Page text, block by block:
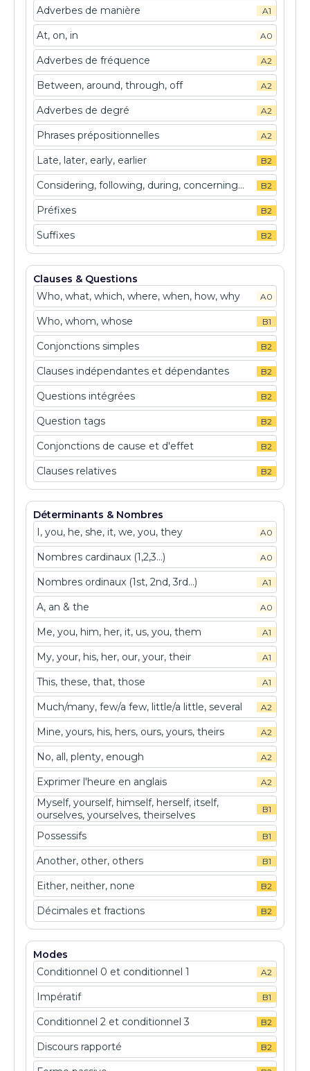
Adverbes de manière A1
At, on, in A0
Adverbes de fréquence A2
Between, around, through, off A2
Adverbes de degré A2
Phrases prépositionnelles A2
Late, later, early, earlier B2
Considering, following, during, concerning... B2
Préfixes B2
Suffixes B2
Clauses & Questions
Who, what, which, where, when, how, why
A0
Who, whom, whose B1
Conjonctions simples B2
Clauses indépendantes et dépendantes B2
Questions intégrées B2
Question tags B2
Conjonctions de cause et d'effet B2
Clauses relatives B2
Déterminants & Nombres
I, you, he, she, it, we, you, they
A0
Nombres cardinaux (1,2,3...) A0
Nombres ordinaux (1st, 2nd, 3rd...) A1
A, an & the A0
Me, you, him, her, it, us, you, them A1
My, your, his, her, our, your, their A1
This, these, that, those A1
Much/many, few/a few, little/a little, several A2
Mine, yours, his, hers, ours, yours, theirs A2
No, all, plenty, enough A2
Exprimer l'heure en anglais A2
Myself, yourself, himself, herself, itself,
ourselves, yourselves, theirselves
B1
Possessifs B1
Another, other, others B1
Either, neither, none B2
Décimales et fractions B2
Modes
Conditionnel 0 et conditionnel 1
A2
Impératif B1
Conditionnel 2 et conditionnel 3 B2
Discours rapporté B2